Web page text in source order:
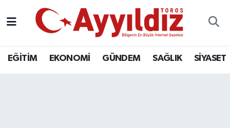
EĞİTİM EKONOMİ GÜNDEM SAĞLIK SİYASET